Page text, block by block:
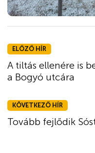
ELŐZŐ HÍR
A tiltás ellenére is
a Bogyó utcára
KÖVETKEZŐ HÍR
Tovább fejlődik